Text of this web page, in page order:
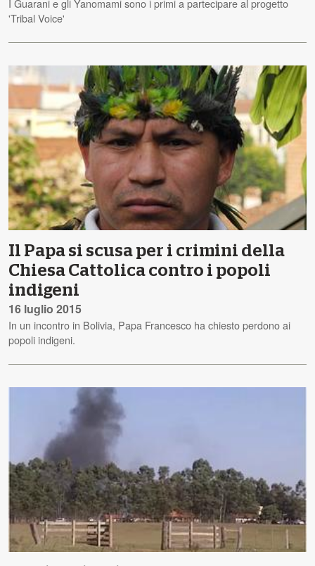
'Tribal Voice'
Il Papa si scusa per i crimini della
Chiesa Cattolica contro i popoli
indigeni
16 luglio 2015
In un incontro in Bolivia, Papa Francesco ha chiesto perdono ai
popoli indigeni.